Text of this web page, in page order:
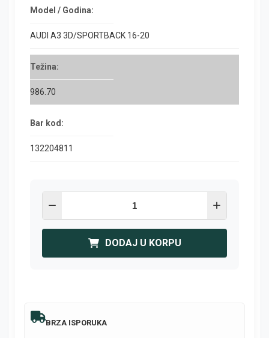
Model / Godina:
AUDI A3 3D/SPORTBACK 16-20
Težina:
986.70
Bar kod:
132204811
DODAJ U KORPU
BRZA ISPORUKA